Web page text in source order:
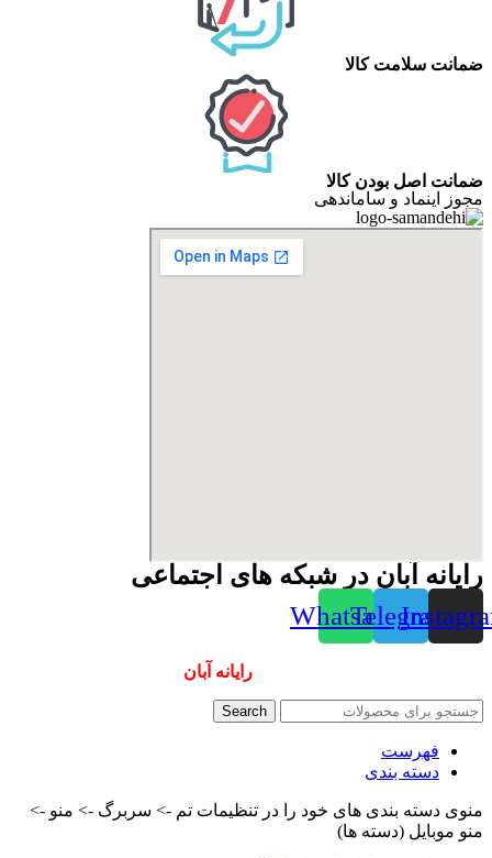
ضمانت سلامت کالا
ضمانت اصل بودن کالا
مجوز اینماد و ساماندهی
رایانه آبان در شبکه های اجتماعی
Telegram
Whatsapp
رایانه آبان
Search
فهرست
دسته بندی
منوی دسته بندی های خود را در تنظیمات تم -> سربرگ -> منو ->
منو موبایل (دسته ها)